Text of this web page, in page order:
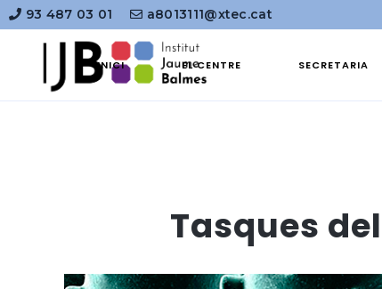
93 487 03 01 a8013111@xtec.cat
INICI EL CENTRE SECRETARIA
Tasques